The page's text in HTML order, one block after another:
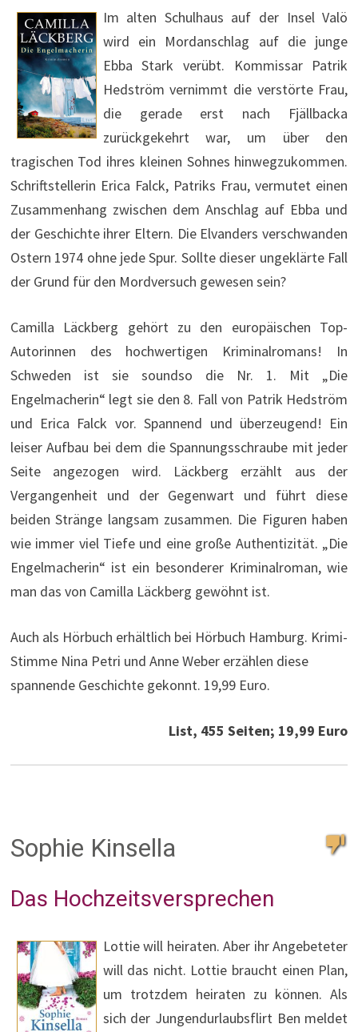
Im alten Schulhaus auf der Insel Valö
wird ein Mordanschlag auf die junge
Ebba Stark verübt. Kommissar Patrik
Hedström vernimmt die verstörte Frau,
die gerade erst nach Fjällbacka
zurückgekehrt war, um über den
tragischen Tod ihres kleinen Sohnes hinwegzukommen.
Schriftstellerin Erica Falck, Patriks Frau, vermutet einen
Zusammenhang zwischen dem Anschlag auf Ebba und
der Geschichte ihrer Eltern. Die Elvanders verschwanden
Ostern 1974 ohne jede Spur. Sollte dieser ungeklärte Fall
der Grund für den Mordversuch gewesen sein?
Camilla Läckberg gehört zu den europäischen Top-
Autorinnen des hochwertigen Kriminalromans! In
Schweden ist sie soundso die Nr. 1. Mit „Die
Engelmacherin“ legt sie den 8. Fall von Patrik Hedström
und Erica Falck vor. Spannend und überzeugend! Ein
leiser Aufbau bei dem die Spannungsschraube mit jeder
Seite angezogen wird. Läckberg erzählt aus der
Vergangenheit und der Gegenwart und führt diese
beiden Stränge langsam zusammen. Die Figuren haben
wie immer viel Tiefe und eine große Authentizität. „Die
Engelmacherin“ ist ein besonderer Kriminalroman, wie
man das von Camilla Läckberg gewöhnt ist.
Auch als Hörbuch erhältlich bei Hörbuch Hamburg. Krimi-
Stimme Nina Petri und Anne Weber erzählen diese
spannende Geschichte gekonnt. 19,99 Euro.
List, 455 Seiten; 19,99 Euro
Sophie Kinsella
Das Hochzeitsversprechen
Lottie will heiraten. Aber ihr Angebeteter
will das nicht. Lottie braucht einen Plan,
um trotzdem heiraten zu können. Als
sich der Jungendurlaubsflirt Ben meldet